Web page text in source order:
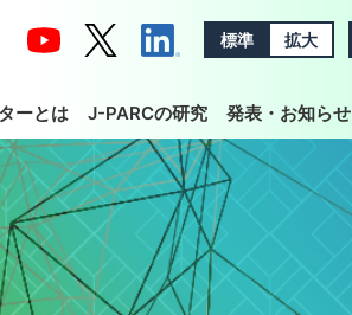
標準 拡大
ーとは J-PARCの研究 発表・お知らせ